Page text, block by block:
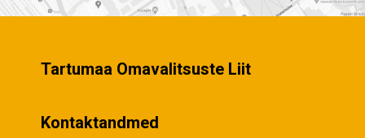
Tartumaa Omavalitsuste Liit
Kontaktandmed